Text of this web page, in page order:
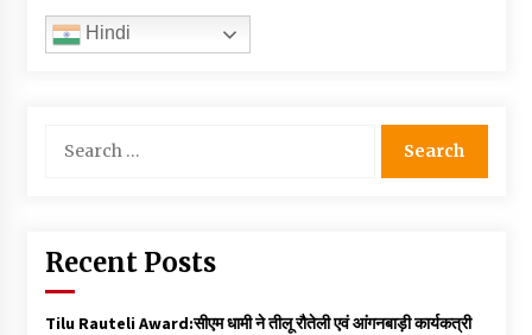
Hindi
for:
Recent Posts
Tilu Rauteli Award:सीएम धामी ने तीलू रौतेली एवं आंगनबाड़ी कार्यकत्री